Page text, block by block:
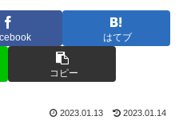
はてブ
コピー
2023.01.13 2023.01.14